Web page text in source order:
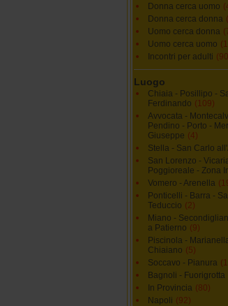
Donna cerca uomo
Donna cerca donna
Uomo cerca donna
Uomo cerca uomo
Incontri per adulti
Luogo
Chiaia - Posillipo -
Ferdinando (109)
Avvocata -
Pendino - Porto -
Giuseppe (4)
Stella - San Carlo
San Lorenzo -
Poggioreale - Zona
Vomero - Arenella
Ponticelli - Barra -
Teduccio (2)
Miano -
a Patierno (9)
Piscinola -
Chiaiano (5)
Soccavo - Pianura
Bagnoli - Fuorigrotta
In Provincia (80)
Napoli (92)